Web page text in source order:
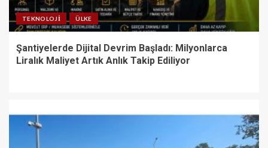
TEKNOLOJI ÜLKE
Şantiyelerde Dijital Devrim Başladı: Milyonlarca
Liralık Maliyet Artık Anlık Takip Ediliyor